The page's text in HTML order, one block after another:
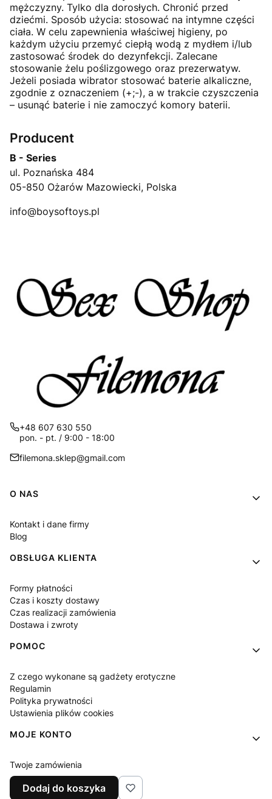
mężczyzny. Tylko dla dorosłych. Chronić przed
dziećmi. Sposób użycia: stosować na intymne części
ciała. W celu zapewnienia właściwej higieny, po
każdym użyciu przemyć ciepłą wodą z mydłem i/lub
zastosować środek do dezynfekcji. Zalecane
stosowanie żelu poślizgowego oraz prezerwatyw.
Jeżeli posiada wibrator stosować baterie alkaliczne,
zgodnie z oznaczeniem (+;-), a w trakcie czyszczenia
– usunąć baterie i nie zamoczyć komory baterii.
Producent
B - Series
ul. Poznańska 484
05-850 Ożarów Mazowiecki, Polska
info@boysoftoys.pl
+48 607 630 550
pon. - pt. / 9:00 - 18:00
filemona.sklep@gmail.com
Linki w stopce
O NAS
Kontakt i dane firmy
Blog
OBSŁUGA KLIENTA
Formy płatności
Czas i koszty dostawy
Czas realizacji zamówienia
Dostawa i zwroty
POMOC
Z czego wykonane są gadżety erotyczne
Regulamin
Polityka prywatności
Ustawienia plików cookies
MOJE KONTO
Twoje zamówienia
Ustawienia konta
Ulubione
Dodaj do koszyka